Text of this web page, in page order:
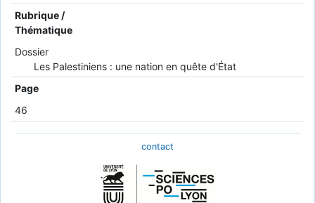
Rubrique /
Thématique
Dossier
Les Palestiniens : une nation en quête d'État
Page
46
contact